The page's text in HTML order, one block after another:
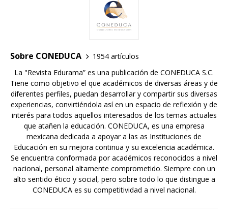
Sobre CONEDUCA
1954 artículos
La "Revista Edurama” es una publicación de CONEDUCA S.C.
Tiene como objetivo el que académicos de diversas áreas y de
diferentes perfiles, puedan desarrollar y compartir sus diversas
experiencias, convirtiéndola así en un espacio de reflexión y de
interés para todos aquellos interesados de los temas actuales
que atañen la educación. CONEDUCA, es una empresa
mexicana dedicada a apoyar a las as Instituciones de
Educación en su mejora continua y su excelencia académica.
Se encuentra conformada por académicos reconocidos a nivel
nacional, personal altamente comprometido. Siempre con un
alto sentido ético y social, pero sobre todo lo que distingue a
CONEDUCA es su competitividad a nivel nacional.